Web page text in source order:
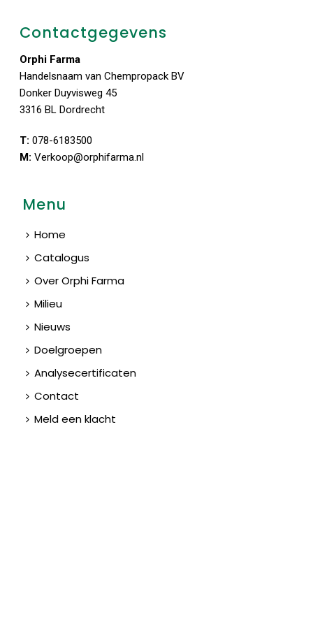
Contactgegevens
Orphi Farma
Handelsnaam van Chempropack BV
Donker Duyvisweg 45
3316 BL Dordrecht
T: 078-6183500
M: Verkoop@orphifarma.nl
Menu
Home
Catalogus
Over Orphi Farma
Milieu
Nieuws
Doelgroepen
Analysecertificaten
Contact
Meld een klacht